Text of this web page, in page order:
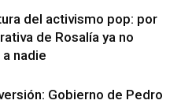
del activismo pop: por
de Rosalía ya no
nadie
Gobierno de Pedro